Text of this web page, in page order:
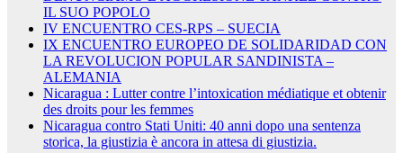
IL SUO POPOLO
IV ENCUENTRO CES-RPS – SUECIA
IX ENCUENTRO EUROPEO DE SOLIDARIDAD CON
LA REVOLUCION POPULAR SANDINISTA –
ALEMANIA
Nicaragua : Lutter contre l’intoxication médiatique et obtenir
des droits pour les femmes
Nicaragua contro Stati Uniti: 40 anni dopo una sentenza
storica, la giustizia è ancora in attesa di giustizia.